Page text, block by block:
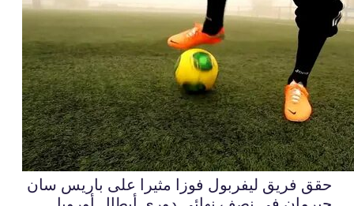
حقق فريق ليفربول فوزا مثيرا على باريس سان